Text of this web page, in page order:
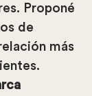
Proponé
de
más